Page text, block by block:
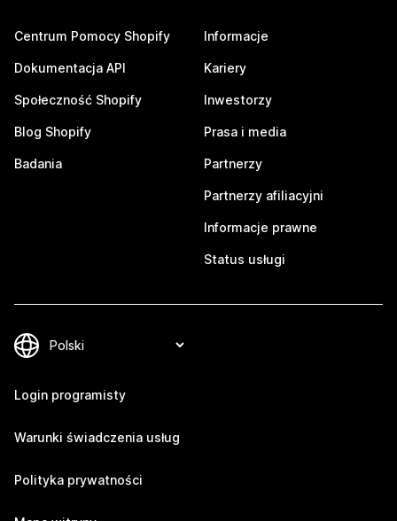
Centrum Pomocy Shopify
Dokumentacja API
Społeczność Shopify
Blog Shopify
Badania
Informacje
Kariery
Inwestorzy
Prasa i media
Partnerzy
Partnerzy afiliacyjni
Informacje prawne
Status usługi
Login programisty
Warunki świadczenia usług
Polityka prywatności